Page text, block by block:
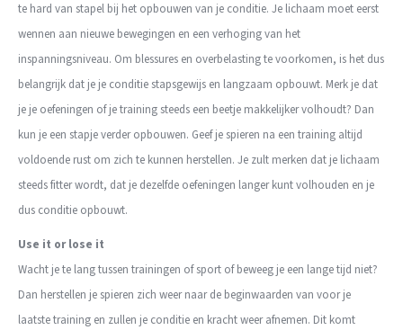
te hard van stapel bij het opbouwen van je conditie. Je lichaam moet eerst
wennen aan nieuwe bewegingen en een verhoging van het
inspanningsniveau. Om blessures en overbelasting te voorkomen, is het dus
belangrijk dat je je conditie stapsgewijs en langzaam opbouwt. Merk je dat
je je oefeningen of je training steeds een beetje makkelijker volhoudt? Dan
kun je een stapje verder opbouwen. Geef je spieren na een training altijd
voldoende rust om zich te kunnen herstellen. Je zult merken dat je lichaam
steeds fitter wordt, dat je dezelfde oefeningen langer kunt volhouden en je
dus conditie opbouwt.
Use it or lose it
Wacht je te lang tussen trainingen of sport of beweeg je een lange tijd niet?
Dan herstellen je spieren zich weer naar de beginwaarden van voor je
laatste training en zullen je conditie en kracht weer afnemen. Dit komt